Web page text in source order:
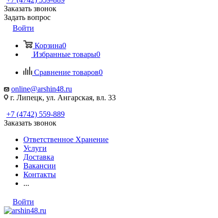
Заказать звонок
Задать вопрос
Войти
Корзина0
Избранные товары0
Сравнение товаров0
online@arshin48.ru
г. Липецк, ул. Ангарская, вл. 33
+7 (4742) 559-889
Заказать звонок
Ответственное Хранение
Услуги
Доставка
Вакансии
Контакты
...
Войти